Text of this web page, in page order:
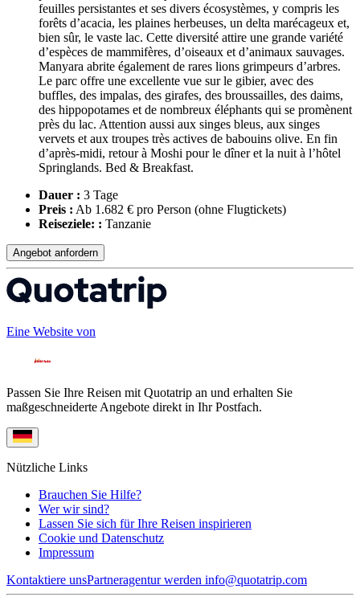
feuilles persistantes et ses divers écosystèmes, y compris les
forêts d’acacia, les plaines herbeuses, un delta marécageux et,
bien sûr, le vaste lac. Cette diversité attire une grande variété
d’espèces de mammifères, d’oiseaux et d’animaux sauvages.
Manyara abrite également de rares lions grimpeurs d’arbres.
Le parc offre une excellente vue sur le gibier, avec des
buffles, des impalas, des girafes, des broussailles, des daims,
des hippopotames et de nombreux éléphants qui se promènent
près du lac. Attention aussi aux singes bleus, aux singes
vervets et aux troupes très actives de babouins olive. En fin
d’après-midi, retour à Moshi pour le dîner et la nuit à l’hôtel
Springlands. Bed & Breakfast.
Dauer : 3 Tage
Preis : Ab 1.682 € pro Person (ohne Flugtickets)
Reiseziele: : Tanzanie
Angebot anfordern
Eine Website von
Passen Sie Ihre Reisen mit Quotatrip an und erhalten Sie
maßgeschneiderte Angebote direkt in Ihr Postfach.
Nützliche Links
Brauchen Sie Hilfe?
Wer wir sind?
Lassen Sie sich für Ihre Reisen inspirieren
Cookie und Datenschutz
Impressum
Kontaktiere unsPartneragentur werden info@quotatrip.com